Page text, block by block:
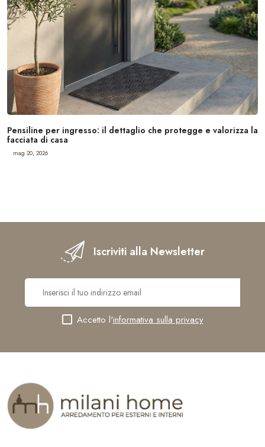
Pensiline per ingresso: il dettaglio che protegge e valorizza la
facciata di casa
mag 20, 2026
Iscriviti alla Newsletter
Accetto l'informativa sulla privacy